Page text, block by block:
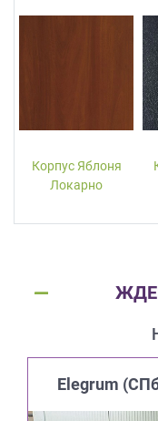
Корпус Яблоня
Локарно
Elegrum